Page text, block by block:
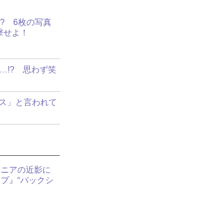
!? 6枚の写真
よ！
思わず笑
」と言われて
アの近影に
』“バックシ